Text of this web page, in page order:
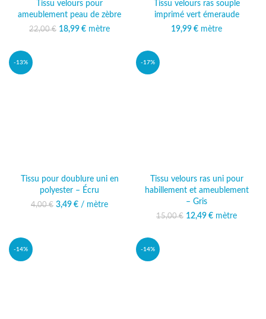
Tissu velours pour
ameublement peau de zèbre
22,00€ Le prix initial était :
18,99 €
Le prix
mètre
Tissu velours ras souple
imprimé vert émeraude
19,99 € mètre
-13%
Tissu pour doublure uni en
polyester – Écru
4,00€
Le prix initial était :
3,49 € Le prix actuel
/ mètre
-17%
Tissu velours ras uni pour
habillement et ameublement
– Gris
15,00€ Le prix initial était :
12,49 €
Le prix
mètre
-14% -14%